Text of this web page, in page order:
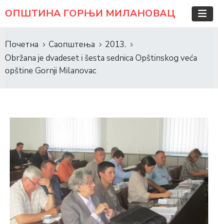
ОПШТИНА ГОРЊИ МИЛАНОВАЦ
Почетна Саопштења
2013.
Obržana je dvadeset i šesta sednica Opštinskog veća
opštine Gornji Milanovac